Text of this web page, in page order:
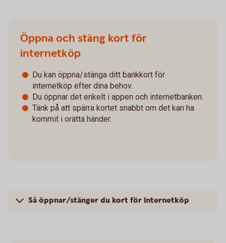
Öppna och stäng kort för
internetköp
Du kan öppna/stänga ditt bankkort för
internetköp efter dina behov.
Du öppnar det enkelt i appen och internetbanken.
Tänk på att spärra kortet snabbt om det kan ha
kommit i orätta händer.
Så öppnar/stänger du kort för internetköp